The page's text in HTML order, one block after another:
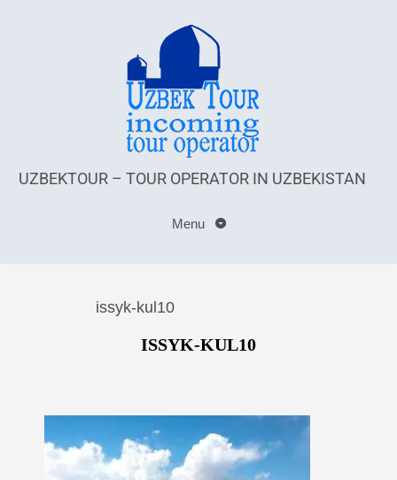
UZBEKTOUR – TOUR OPERATOR IN UZBEKISTAN
Menu
issyk-kul10
ISSYK-KUL10